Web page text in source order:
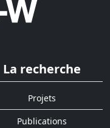
La recherche
Projets
Publications